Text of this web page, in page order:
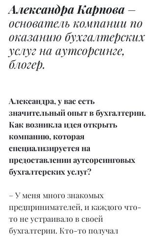
Александра Карпова –
основатель компании по
оказанию бухгалтерских
услуг на аутсорсинге,
блогер.
Александра, у вас есть
значительный опыт в бухгалтерии.
Как возникла идея открыть
компанию, которая
специализируется на
предоставлении аутсорсинговых
бухгалтерских услуг?
– У меня много знакомых
предпринимателей, и каждого что-
то не устраивало в своей
бухгалтерии. Кто-то получал